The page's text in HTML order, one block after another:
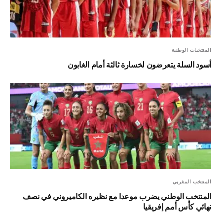
المنتخبات الوطنية
أسود السلة يتعرضون لخسارة ثالثة أمام الغابون
المنتخب المغربي
المنتخب الوطني يضرب موعدا مع نظيره الكاميروني في نصف
نهائي كأس أمم إفريقيا